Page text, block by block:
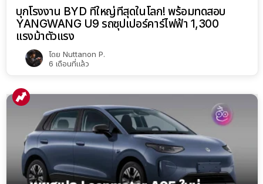
บุกโรงงาน BYD ที่ใหญ่ที่สุดในโลก! พร้อมทดสอบ
YANGWANG U9 รถซุปเปอร์คาร์ไฟฟ้า 1,300
แรงม้าตัวแรง
โดย Nuttanon P.
6 เดือนที่แล้ว